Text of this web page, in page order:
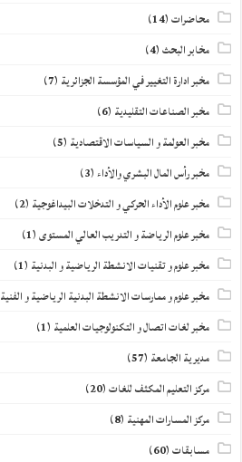
محاضرات(14)
مخابر البحث(4)
مخبر ادارة التغيير في المؤسسة الجزائرية (7)
مخبر الصناعات التقليدية (6)
مخبر العولمة و السياسات الاقتصادية (5)
مخبر رأس المال البشري والأداء(3)
مخبر علوم الأداء الحركي و التدخلات البيداغوجية (2)
مخبر علوم الرياضة و التدريب العالي المستوى(1)
مخبر علوم و تقنيات الانشطة الرياضية و البدنية (1)
مخبر علوم و ممارسات الانشطة البدنية الرياضية و الفنية
مخبر لغات اتصال و التكنولوجيات العلمية (1)
مديرية الجامعة (57)
مركز التعليم المكثف للغات(20)
مركز المسارات المهنية (8)
مسابقات(60)